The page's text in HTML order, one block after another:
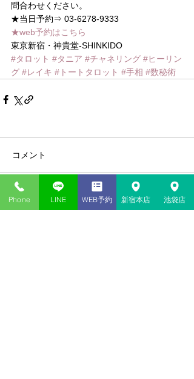
問合わせください。
★当日予約⇒ 03-6278-9333
★web予約はこちら
東京新宿・神貴堂-SHINKIDO
#タロット #タニア #チャネリング #ヒーリン
グ #レイキ #トートタロット #手相 #数秘術
コメント
コメントを追加…
Phone LINE WEB予約 新宿本店 池袋店